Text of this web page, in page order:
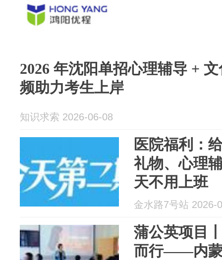
2026 年沈阳单招心理辅导 +
频助力考生上岸
知识求索 2026-06-08
医院福利：
礼物、心理
天不用上班
金水路7号站 2026-
蒲公英项目
而行——内蒙